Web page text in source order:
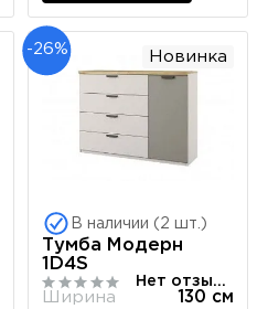
-26% Новинка
В наличии (2 шт.)
Тумба Модерн
1D4S
Нет отзывов
Ширина
130 см